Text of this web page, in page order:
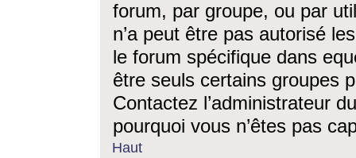
forum, par groupe, ou par
n’a peut être pas autorisé
le forum spécifique dans
être seuls certains groupes
Contactez l’administrateur
pourquoi vous n’êtes pas
Haut